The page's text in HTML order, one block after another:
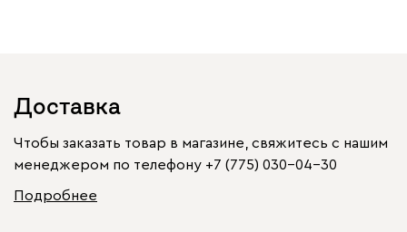
Доставка
Чтобы заказать товар в магазине, свяжитесь с нашим
менеджером по телефону +7 (775) 030-04-30
Подробнее